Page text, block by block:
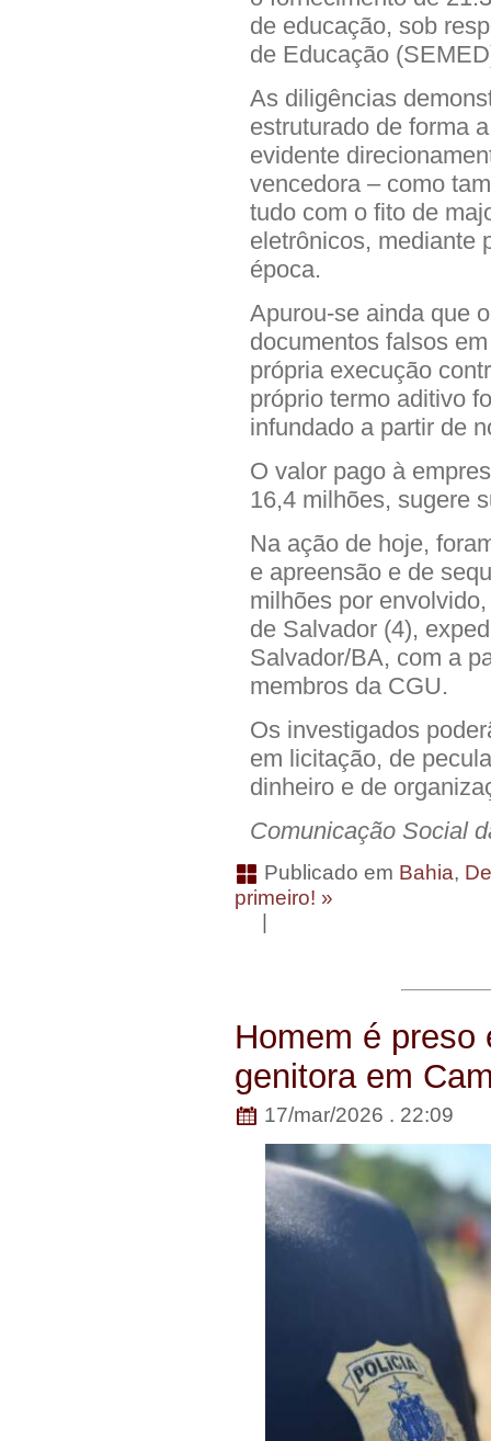
de educação, sob
de Educação
As diligências
estruturado de forma
evidente
vencedora – como
tudo com o fito de
eletrônicos, mediante
época.
Apurou-se ainda que
documentos falsos
própria execução
próprio termo aditivo
infundado a partir de
O valor pago à
16,4 milhões, sugere
Na ação de hoje,
e apreensão e de
milhões por
de Salvador (4),
Salvador/BA, com a
membros da CGU.
Os investigados
em licitação, de
dinheiro e de
Comunicação Social
Publicado em Bahia,
primeiro! »
Homem é preso
genitora em
17/mar/2026 . 22:09